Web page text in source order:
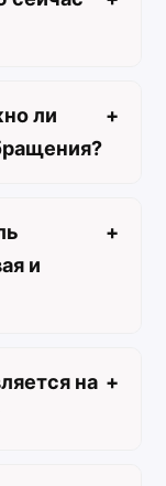
ли
+
и
+
на +